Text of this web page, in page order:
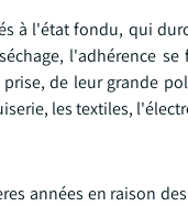
à l'état fondu, qui
l'adhérence
de leur grande
les textiles,
années en raison